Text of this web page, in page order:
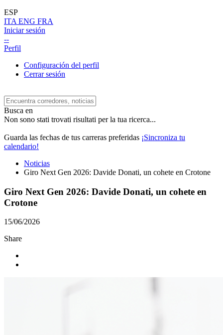
ESP
ITA ENG FRA
Iniciar sesión
--
Perfil
Configuración del perfil
Cerrar sesión
Busca en
Non sono stati trovati risultati per la tua ricerca...
Guarda las fechas de tus carreras preferidas ¡Sincroniza tu
calendario!
Noticias
Giro Next Gen 2026: Davide Donati, un cohete en Crotone
Giro Next Gen 2026: Davide Donati, un cohete en
Crotone
15/06/2026
Share